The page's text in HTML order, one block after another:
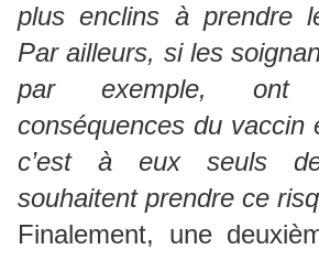
plus enclins à prendre
Par ailleurs, si les
par exemple,
conséquences du vaccin
c’est à eux seuls
souhaitent prendre ce
Finalement, une